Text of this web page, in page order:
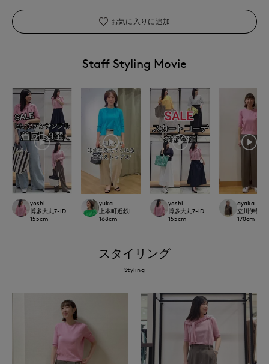
お気に入りに追加
Staff Styling Movie
yoshi
博多大丸7-IDconcept.
155cm
yuka
上本町近鉄I.T.'S.international
168cm
yoshi
博多大丸7-IDconcept.
155cm
ayaka
立川伊勢
170cm
スタイリング
Styling